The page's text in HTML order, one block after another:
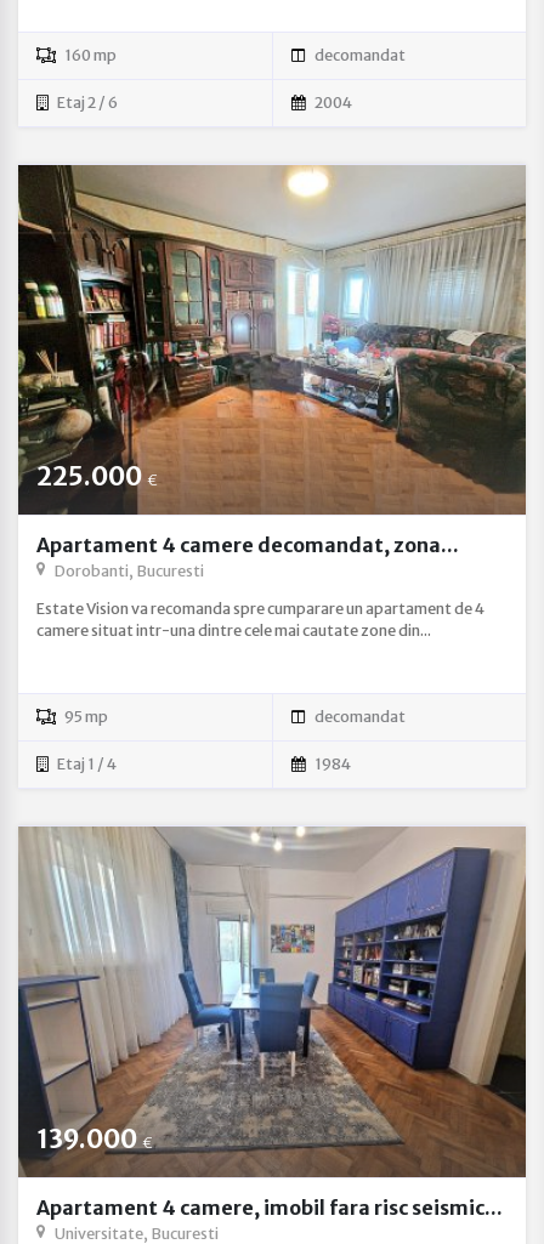
160 mp decomandat
Etaj 2 / 6 2004
225.000 €
Apartament 4 camere decomandat, zona...
Dorobanti, Bucuresti
Estate Vision va recomanda spre cumparare un apartament de 4
camere situat intr-una dintre cele mai cautate zone din...
95 mp decomandat
Etaj 1 / 4 1984
139.000 €
Apartament 4 camere, imobil fara risc seismic...
Universitate, Bucuresti